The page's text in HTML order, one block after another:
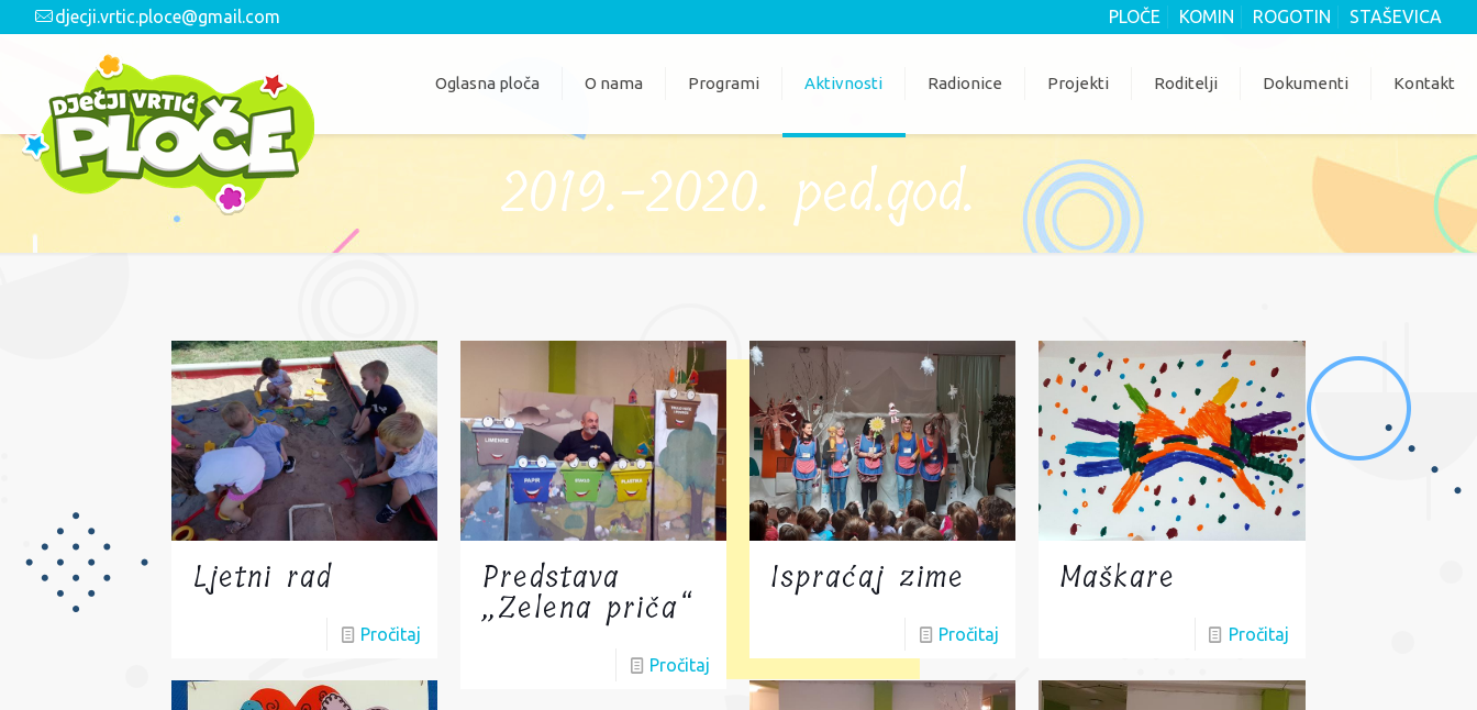
djecji.vrtic.ploce@gmail.com PLOČE KOMIN ROGOTIN STAŠEVICA
Oglasna ploča O nama Programi Aktivnosti Radionice Projekti Roditelji Dokumenti Kontakt
2019.-2020. ped.god.
Ljetni rad
Pročitaj
Predstava
„Zelena priča“
Pročitaj
Ispraćaj zime
Pročitaj
Maškare
Pročitaj